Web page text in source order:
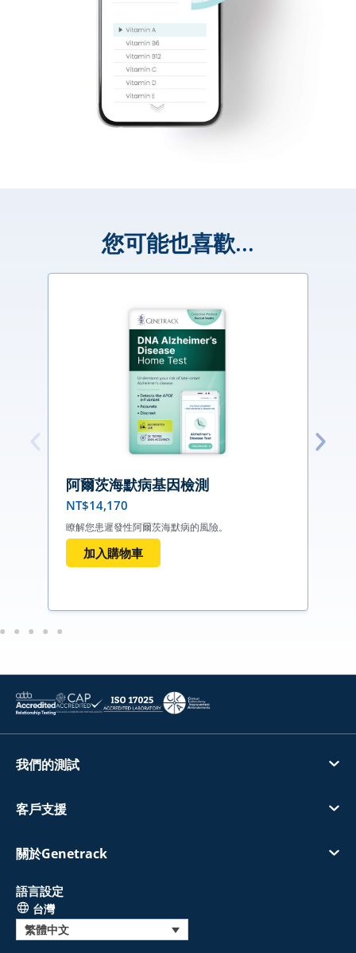
您可能也喜歡...
阿爾茨海默病基因檢測
NT$14,170
瞭解您患遲發性阿爾茨海默病的風險。
加入購物車
我們的測試
客戶支援
關於Genetrack
語言設定
台灣
繁體中文